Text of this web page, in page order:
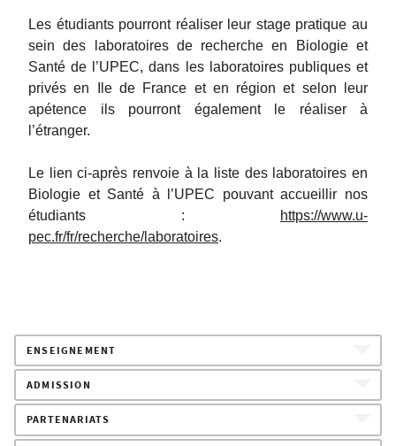
Les étudiants pourront réaliser leur stage pratique au
sein des laboratoires de recherche en Biologie et
Santé de l’UPEC, dans les laboratoires publiques et
privés en Ile de France et en région et selon leur
apétence ils pourront également le réaliser à
l’étranger.
Le lien ci-après renvoie à la liste des laboratoires en
Biologie et Santé à l’UPEC pouvant accueillir nos
étudiants :
https://www.u-
pec.fr/fr/recherche/laboratoires.
ENSEIGNEMENT
ADMISSION
PARTENARIATS